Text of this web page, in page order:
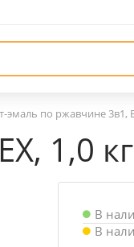
эмаль по ржавчине 3в1,
1,0
В
В